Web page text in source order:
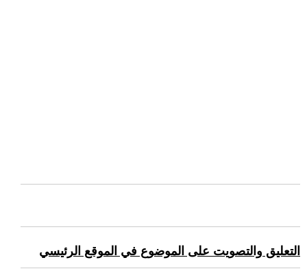
التعليق والتصويت على الموضوع في الموقع الرئيسي